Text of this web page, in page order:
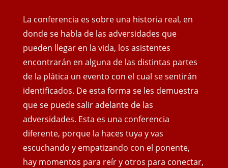
La conferencia es sobre una historia real, en
donde se habla de las adversidades que
pueden llegar en la vida, los asistentes
encontrarán en alguna de las distintas partes
de la plática un evento con el cual se sentirán
identificados. De esta forma se les demuestra
que se puede salir adelante de las
adversidades. Esta es una conferencia
diferente, porque la haces tuya y vas
escuchando y empatizando con el ponente,
hay momentos para reír y otros para conectar,